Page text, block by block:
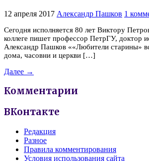
12 апреля 2017 Александр Пашков 1
Сегодня исполняется 80 лет Виктору
коллеге пишет профессор ПетрГУ, доктор
Александр Пашков ««Любители старины»
дома, часовни и церкви […]
Далее →
Комментарии
ВКонтакте
Редакция
Разное
Правила комментирования
Условия использования сайта